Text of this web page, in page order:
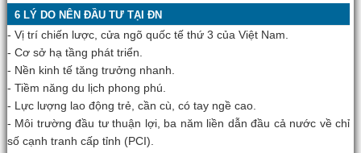
6 LÝ DO NÊN ĐẦU TƯ TẠI ĐN
- Vị trí chiến lược, cửa ngõ quốc tế thứ 3 của Việt Nam.
- Cơ sở hạ tầng phát triển.
- Nền kinh tế tăng trưởng nhanh.
- Tiềm năng du lịch phong phú.
- Lực lượng lao động trẻ, cần cù, có tay ngề cao.
- Môi trường đầu tư thuận lợi, ba năm liền dẫn đầu cả nước về chỉ
số cạnh tranh cấp tỉnh (PCI).